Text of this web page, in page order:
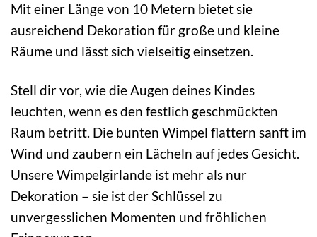
Mit einer Länge von 10 Metern bietet sie
ausreichend Dekoration für große und kleine
Räume und lässt sich vielseitig einsetzen.
Stell dir vor, wie die Augen deines Kindes
leuchten, wenn es den festlich geschmückten
Raum betritt. Die bunten Wimpel flattern sanft im
Wind und zaubern ein Lächeln auf jedes Gesicht.
Unsere Wimpelgirlande ist mehr als nur
Dekoration – sie ist der Schlüssel zu
unvergesslichen Momenten und fröhlichen